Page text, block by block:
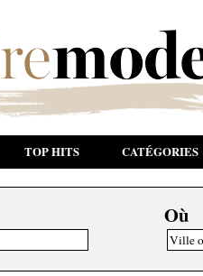
TOP HITS CATÉGORIES
Où